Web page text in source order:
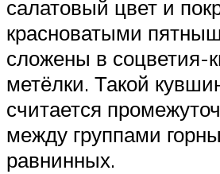
салатовый цвет и
красноватыми
сложены в соцветия-
метёлки. Такой
считается
между группами
равнинных.